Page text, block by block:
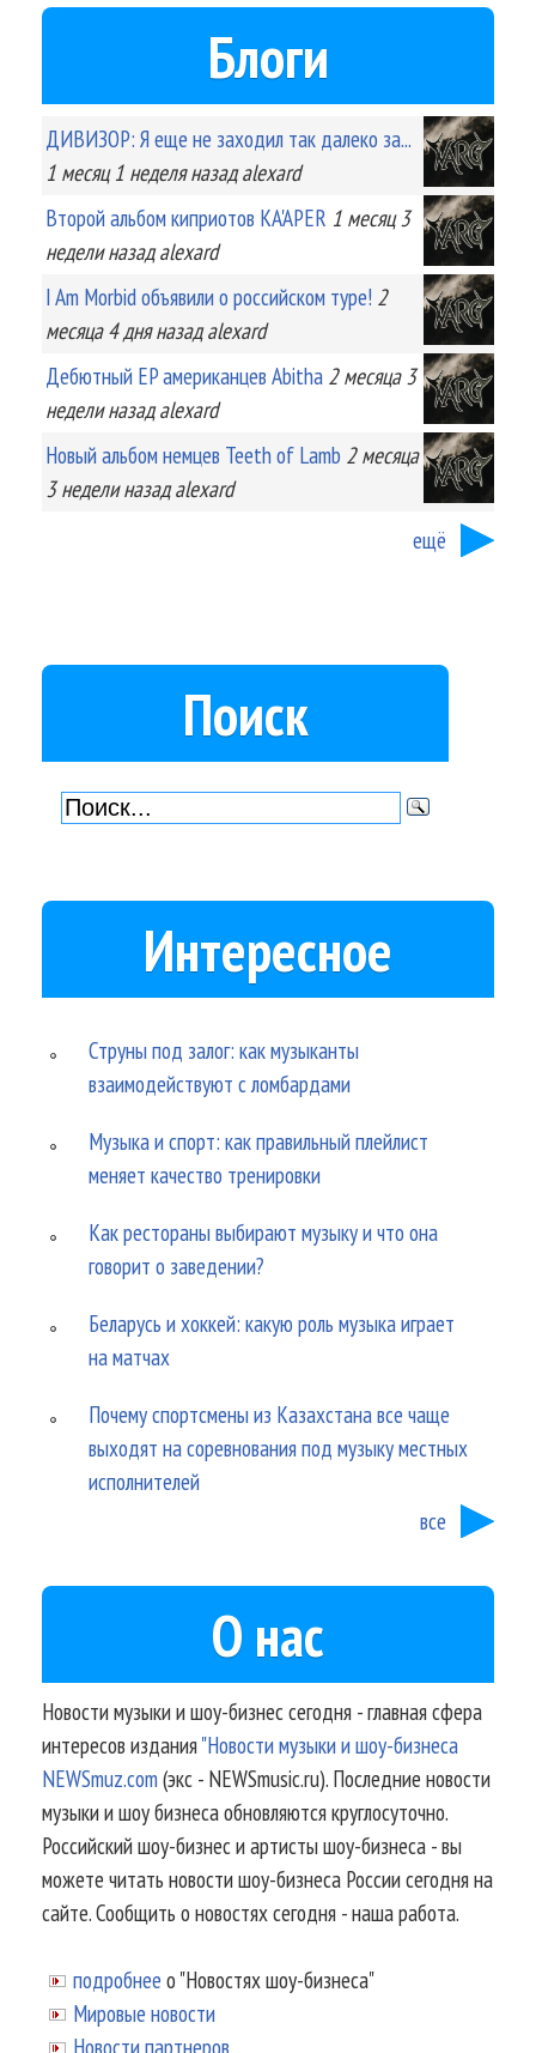
Блоги
ДИВИЗОР: Я еще не заходил так далеко за...
1 месяц 1 неделяназад alexard
Второй альбом киприотов KA'APER 1 месяц 3
неделиназад alexard
I Am Morbid объявили о российском туре! 2
месяца 4 дняназад alexard
Дебютный EP американцев Abitha 2 месяца 3
неделиназад alexard
Новый альбом немцев Teeth of Lamb 2 месяца
3 неделиназад alexard
ещё
Поиск
Интересное
Струны под залог: как музыканты
взаимодействуют с ломбардами
Музыка и спорт: как правильный плейлист
меняет качество тренировки
Как рестораны выбирают музыку и что она
говорит о заведении?
Беларусь и хоккей: какую роль музыка играет
на матчах
Почему спортсмены из Казахстана все чаще
выходят на соревнования под музыку местных
исполнителей
все
О нас
Новости музыки и шоу-бизнес сегодня - главная сфера
интересов издания"Новости музыки и шоу-бизнеса
NEWSmuz.com(экс - NEWSmusic.ru). Последние новости
музыки и шоу бизнеса обновляются круглосуточно.
Российский шоу-бизнес и артисты шоу-бизнеса - вы
можете читать новости шоу-бизнеса России сегодня на
сайте. Сообщить о новостях сегодня - наша работа.
подробнее о "Новостях шоу-бизнеса"
Мировые новости
Новости партнеров